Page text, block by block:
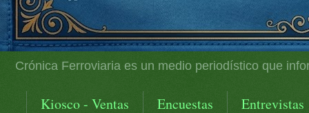
Crónica Ferroviaria es un medio periodístico que
Kiosco - Ventas Encuestas Entrevistas